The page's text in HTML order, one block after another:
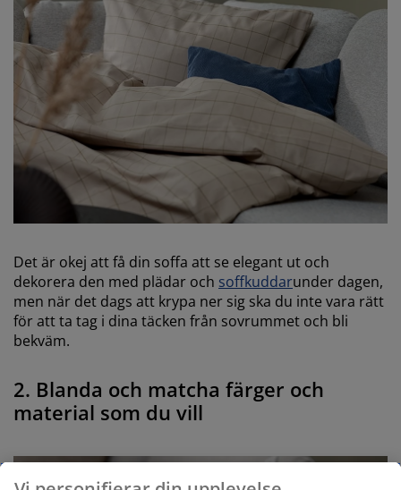
Det är okej att få din soffa att se elegant ut och
dekorera den med plädar och soffkuddarunder dagen,
men när det dags att krypa ner sig ska du inte vara rätt
för att ta tag i dina täcken från sovrummet och bli
bekväm.
2. Blanda och matcha färger och
material som du vill